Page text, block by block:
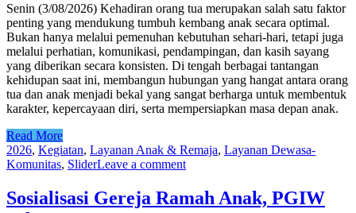
Senin (3/08/2026) Kehadiran orang tua merupakan salah satu faktor
penting yang mendukung tumbuh kembang anak secara optimal.
Bukan hanya melalui pemenuhan kebutuhan sehari-hari, tetapi juga
melalui perhatian, komunikasi, pendampingan, dan kasih sayang
yang diberikan secara konsisten. Di tengah berbagai tantangan
kehidupan saat ini, membangun hubungan yang hangat antara orang
tua dan anak menjadi bekal yang sangat berharga untuk membentuk
karakter, kepercayaan diri, serta mempersiapkan masa depan anak.
Read More
2026, Kegiatan, Layanan Anak & Remaja, Layanan Dewasa-
Komunitas, SliderLeave a comment
Sosialisasi Gereja Ramah Anak, PGIW